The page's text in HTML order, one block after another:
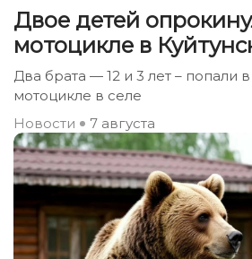
Двое детей
мотоцикле в
Два брата — 12 и 3 лет – попали
мотоцикле в селе
Новости
7 августа